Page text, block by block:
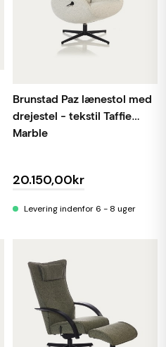
Brunstad Paz lænestol med
drejestel - tekstil Taffie
Marble
20.150,00kr
Levering indenfor 6 - 8 uger